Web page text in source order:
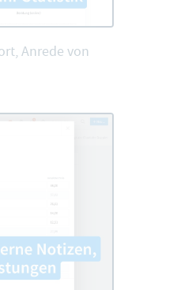
Anrede von